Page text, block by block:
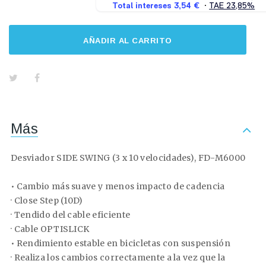
AÑADIR AL CARRITO
Más
Desviador SIDE SWING (3 x 10 velocidades), FD-M6000
• Cambio más suave y menos impacto de cadencia
· Close Step (10D)
· Tendido del cable eficiente
· Cable OPTISLICK
• Rendimiento estable en bicicletas con suspensión
· Realiza los cambios correctamente a la vez que la